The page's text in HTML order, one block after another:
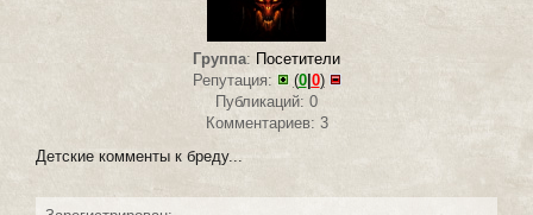
Группа: Посетители
Репутация:
(0| 0)
Публикаций: 0
Комментариев: 3
Детские комменты к бреду...